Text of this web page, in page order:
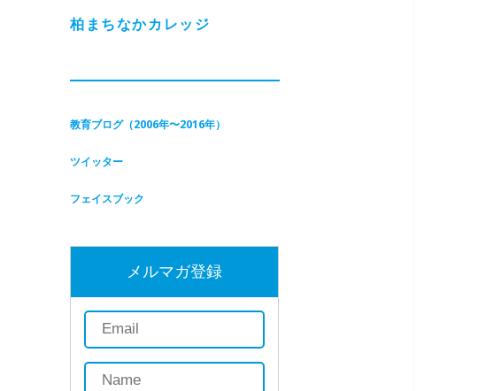
柏まちなかカレッジ
教育ブログ（2006年〜2016年）
ツイッター
フェイスブック
メルマガ登録